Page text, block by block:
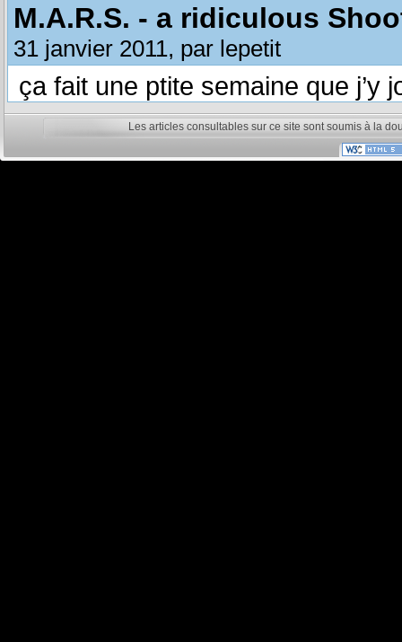
M.A.R.S. - a ridiculous
31 janvier 2011, par lepetit
ça fait une ptite semaine que j’y
Les articles consultables sur ce site sont soumis à la